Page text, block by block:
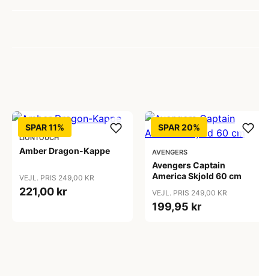
SPAR 11%
LIONTOUCH
Amber Dragon-Kappe
VEJL. PRIS 249,00 KR
221,00 kr
SPAR 20%
AVENGERS
Avengers Captain
America Skjold 60 cm
VEJL. PRIS 249,00 KR
199,95 kr